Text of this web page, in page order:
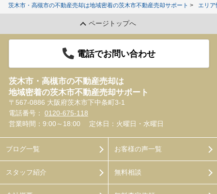
茨木市・高槻市の不動産売却は地域密着の茨木市不動産売却サポート エリア
ページトップへ
電話でお問い合わせ
茨木市・高槻市の不動産売却は
地域密着の茨木市不動産売却サポート
〒567-0886 大阪府茨木市下中条町3-1
電話番号： 0120-675-118
営業時間：9:00～18:00
定休日：火曜日・水曜日
ブログ一覧
スタッフ紹介
お客様の声一覧
無料相談